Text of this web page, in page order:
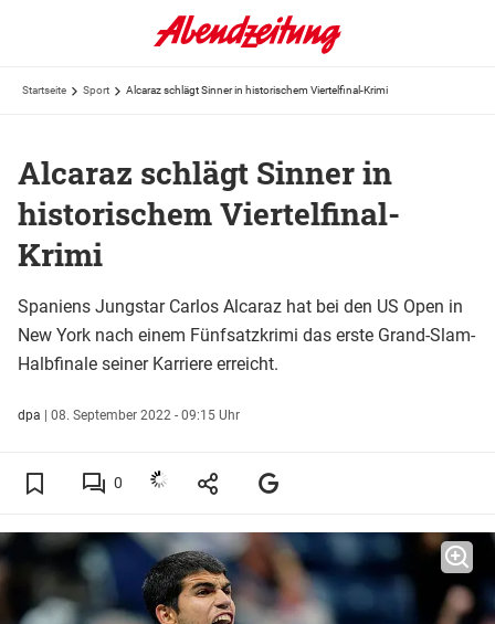
Startseite Sport Alcaraz schlägt Sinner in historischem Viertelfinal-Krimi
Alcaraz schlägt Sinner in
historischem Viertelfinal-
Krimi
Spaniens Jungstar Carlos Alcaraz hat bei den US Open in
New York nach einem Fünfsatzkrimi das erste Grand-Slam-
Halbfinale seiner Karriere erreicht.
dpa | 08. September 2022 - 09:15 Uhr
0